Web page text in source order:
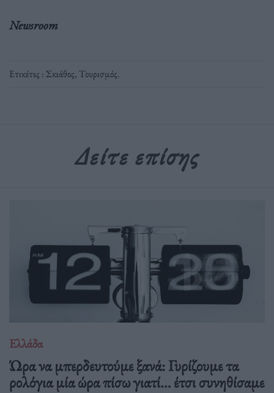
Newsroom
Ετικέτες : Σκιάθος, Τουρισμός.
Δείτε επίσης
Ελλάδα
Ώρα να μπερδευτούμε ξανά: Γυρίζουμε τα
ρολόγια μία ώρα πίσω γιατί… έτσι συνηθίσαμε